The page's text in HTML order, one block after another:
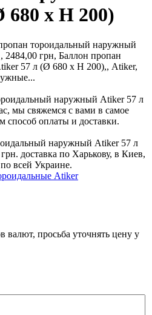
х H 200)
тороидальный наружный
грн, Баллон пропан
57 л (Ø 680 х H 200),, Atiker,
наружный Atiker 57 л
мы свяжемся с вами в самое
способ оплаты и доставки.
наружный Atiker 57 л
доставка по Харькову, в Киев,
всей Украине.
Atiker
валют, просьба уточнять цену у